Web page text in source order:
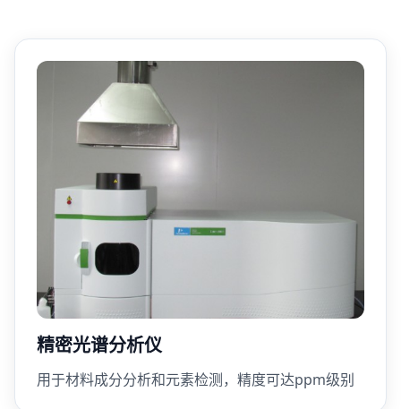
精密光谱分析仪
用于材料成分分析和元素检测，精度可达ppm级别